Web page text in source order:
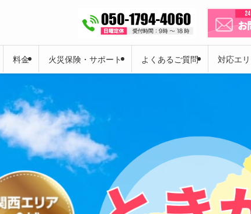
料金 火災保険・サポート よくあるご質問 対応エ